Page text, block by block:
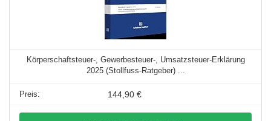
Körperschaftsteuer-, Gewerbesteuer-, Umsatzsteuer-Erklärung
2025 (Stollfuss-Ratgeber) ...
144,90 €